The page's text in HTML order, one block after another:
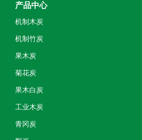
产品中心
机制木炭
机制竹炭
果木炭
菊花炭
果木白炭
工业木炭
青冈炭